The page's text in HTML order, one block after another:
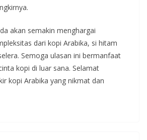
akan semakin menghargai
dari kopi Arabika, si hitam
Semoga ulasan ini bermanfaat
kopi di luar sana. Selamat
kopi Arabika yang nikmat dan